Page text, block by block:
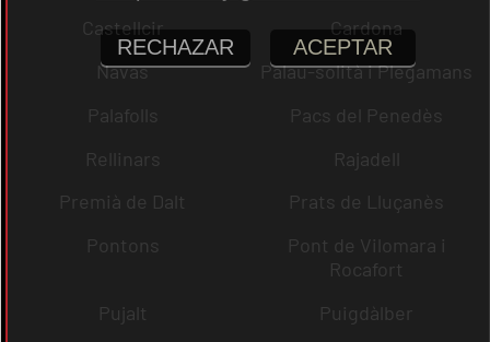
Castellcir
Cardona
Navas
Palau-solità i Plegamans
Palafolls
Pacs del Penedès
Rellinars
Rajadell
Premià de Dalt
Prats de Lluçanès
Pontons
Pont de Vilomara i
Rocafort
Pujalt
Puigdàlber
RECHAZAR ACEPTAR